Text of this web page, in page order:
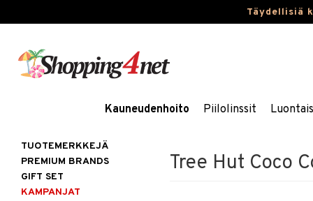
Täydellisiä
Kauneudenhoito Piilolinssit
Tree Hut Coco
TUOTEMERKKEJÄ
PREMIUM BRANDS
GIFT SET
KAMPANJAT